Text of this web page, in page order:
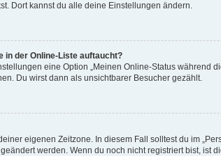
Dort kannst du alle deine Einstellungen ändern.
in der Online-Liste auftaucht?
eine Option „Meinen Online-Status während
Du wirst dann als unsichtbarer Besucher gezählt.
eigenen Zeitzone. In diesem Fall solltest du im
werden. Wenn du noch nicht registriert bist, ist